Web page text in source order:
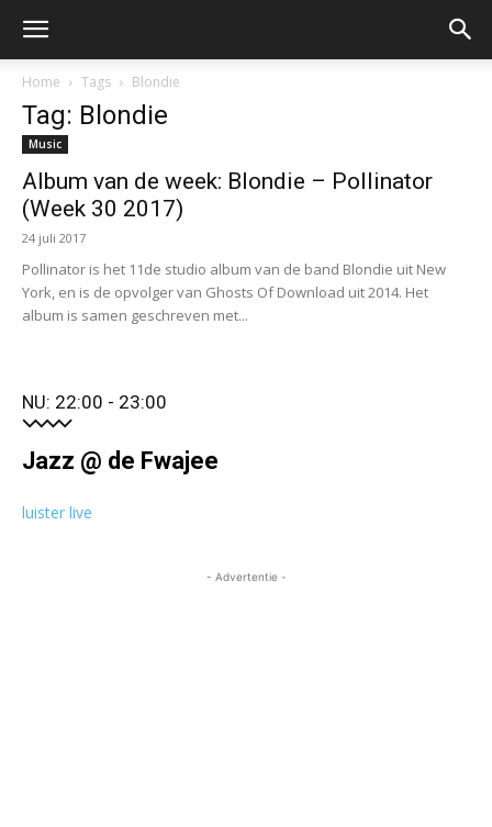
Home Tags Blondie
Tag: Blondie
Music
Album van de week: Blondie – Pollinator
(Week 30 2017)
24 juli 2017
Pollinator is het 11de studio album van de band Blondie uit New
York, en is de opvolger van Ghosts Of Download uit 2014. Het
album is samen geschreven met...
NU: 22:00 - 23:00
Jazz @ de Fwajee
luister live
- Advertentie -